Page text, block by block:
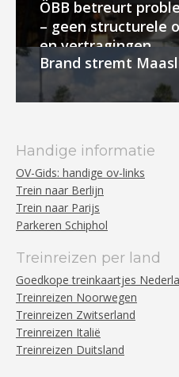
ÖBB betreurt
– geen structurele
en vertragingen
Brand stremt
Handige informatie
OV-Gids: handige ov-links
Trein naar Berlijn
Trein naar Parijs
Parkeren Schiphol
Treinreizen per land
Goedkope treinkaartjes
Treinreizen Noorwegen
Treinreizen Zwitserland
Treinreizen Italië
Treinreizen Duitsland